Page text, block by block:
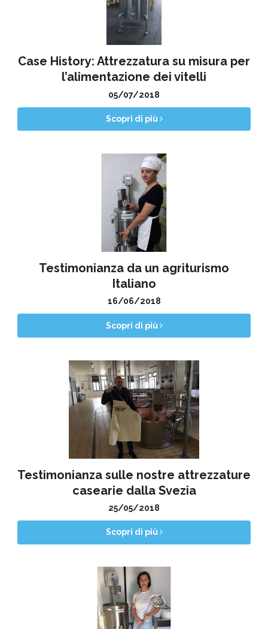
Case History: Attrezzatura su misura per
l’alimentazione dei vitelli
05/07/2018
Scopri di più
Testimonianza da un agriturismo
Italiano
16/06/2018
Scopri di più
Testimonianza sulle nostre attrezzature
casearie dalla Svezia
25/05/2018
Scopri di più